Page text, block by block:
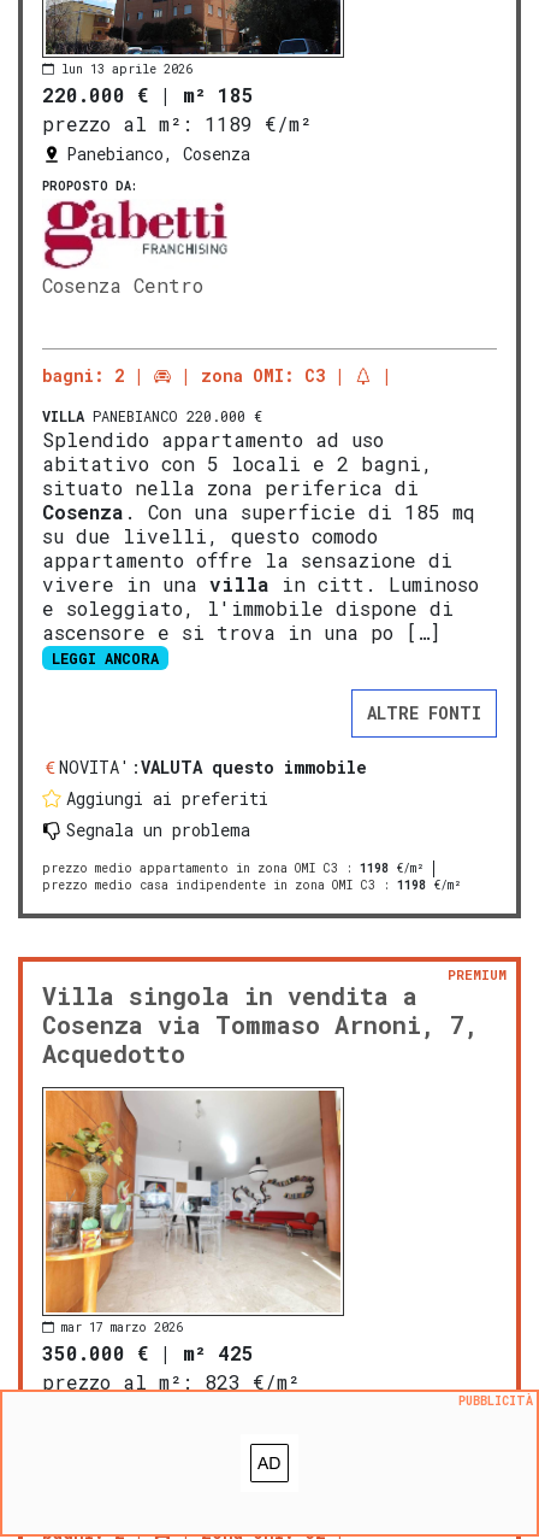
lun 13 aprile 2026
220.000 € | m² 185
prezzo al m²:
1189 €/m²
Panebianco, Cosenza
PROPOSTO DA:
Cosenza Centro
bagni: 2 zona OMI: C3
VILLA PANEBIANCO 220.000 €
Splendido appartamento ad uso
abitativo con 5 locali e 2 bagni,
situato nella zona periferica di
Cosenza . Con una superficie di 185 mq
su due livelli, questo comodo
appartamento offre la sensazione di
vivere in una villa in citt. Luminoso
e soleggiato, l'immobile dispone di
ascensore e si trova in una po […]
LEGGI ANCORA
ALTRE FONTI
NOVITA':VALUTA questo immobile
Aggiungi ai preferiti
Segnala un problema
prezzo medio appartamento in zona OMI C3 : 1198 €/m²
prezzo medio casa indipendente in zona OMI C3 : 1198 €/m²
Villa singola in vendita a
Cosenza via Tommaso Arnoni, 7,
Acquedotto
PREMIUM
mar 17 marzo 2026
350.000 € | m² 425
prezzo al m²:
823 €/m²
Lacasapiù immobiliare
bagni: 2 zona OMI: C2
PUBBLICITÀ